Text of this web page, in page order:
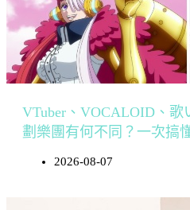
VTuber、VOCALOID、
劃樂團有何不同？一次搞
2026-08-07